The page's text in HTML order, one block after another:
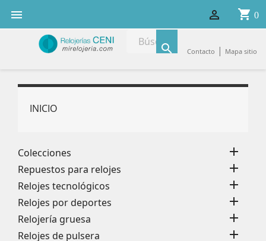
 shopping_cart 0

 Contacto | Mapa sitio
INICIO
Colecciones 
Repuestos para relojes 
Relojes tecnológicos 
Relojes por deportes 
Relojería gruesa 
Relojes de pulsera 